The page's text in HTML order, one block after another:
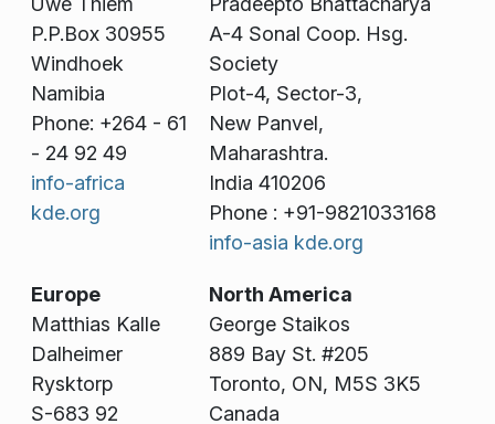
P.P.Box 30955
Windhoek
Namibia
Phone: +264 - 61
- 24 92 49
info-africa
kde.org
A-4 Sonal Coop. Hsg.
Society
Plot-4, Sector-3,
New Panvel,
Maharashtra.
India 410206
Phone : +91-9821033168
info-asia kde.org
Europe
Matthias Kalle
Dalheimer
Rysktorp
S-683 92
North America
George Staikos
889 Bay St. #205
Toronto, ON, M5S 3K5
Canada